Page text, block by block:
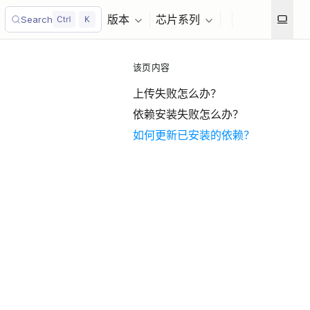
Search 版本 芯片系列
该页内容
上传失败怎么办？
依赖安装失败怎么办？
如何更新已安装的依赖？